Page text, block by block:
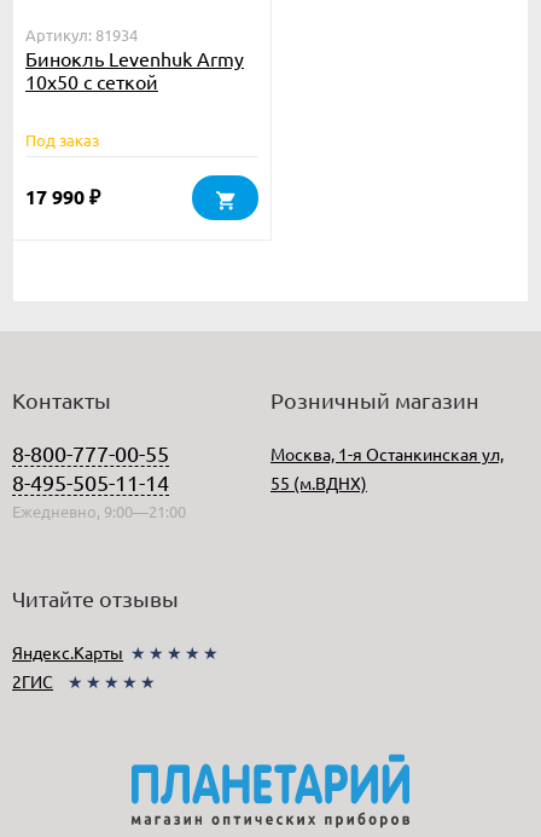
Артикул: 81934
Бинокль Levenhuk Army
10x50 с сеткой
Под заказ
17 990 ₽
Контакты
8-800-777-00-55
8-495-505-11-14
Ежедневно, 9:00—21:00
Розничный магазин
Москва, 1-я Останкинская ул,
55 (м.ВДНХ)
Читайте отзывы
Яндекс.Карты ★★★★★
2ГИС
★★★★★